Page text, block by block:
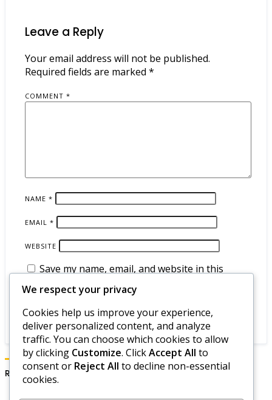
Leave a Reply
Your email address will not be published.
Required fields are marked *
COMMENT *
NAME *
EMAIL *
WEBSITE
Save my name, email, and website in this
browser for the next time I comment.
Recherche
We respect your privacy
Cookies help us improve your experience,
deliver personalized content, and analyze
traffic. You can choose which cookies to allow
by clicking Customize. ClickAccept All to
consent or Reject All to decline non-essential
cookies.